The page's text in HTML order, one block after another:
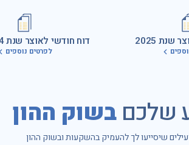
2025 דוח חודשי לאוצר שנת 2018-2024
לפרטים נוספים
שלכםבשוק ההון
שיסייעו לך להעמיק בהשקעות ובשוק ההון